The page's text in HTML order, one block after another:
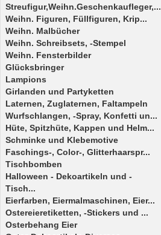
Streufigur,Weihn.Geschenkaufleger,...
Weihn. Figuren, Füllfiguren, Krip...
Weihn. Malbücher
Weihn. Schreibsets, -Stempel
Weihn. Fensterbilder
Glücksbringer
Lampions
Girlanden und Partyketten
Laternen, Zuglaternen, Faltampeln
Wurfschlangen, -Spray, Konfetti un...
Hüte, Spitzhüte, Kappen und Helm...
Schminke und Klebemotive
Faschings-, Color-, Glitterhaarspr...
Tischbomben
Halloween - Dekoartikeln und -
Tisch...
Eierfarben, Eiermalmaschinen, Eier...
Ostereieretiketten, -Stickers und ...
Osterbehang Eier